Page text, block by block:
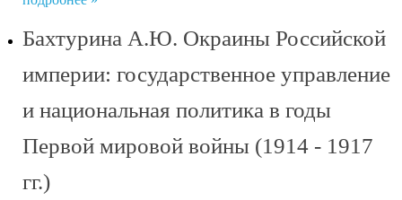
Бахтурина А.Ю. Окраины Российской
империи: государственное управление
и национальная политика в годы
Первой мировой войны (1914 - 1917
гг.)